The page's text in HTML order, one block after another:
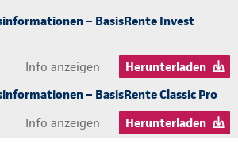
– BasisRente Invest
Info anzeigen
Herunterladen
– BasisRente Classic Pro
Info anzeigen
Herunterladen